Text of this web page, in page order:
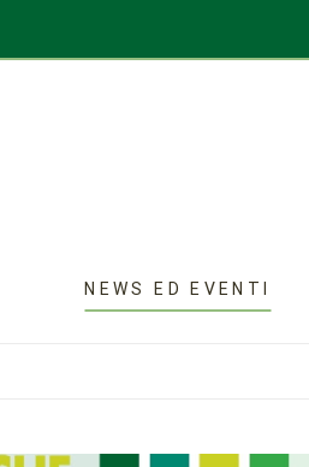
NEWS ED EVENTI